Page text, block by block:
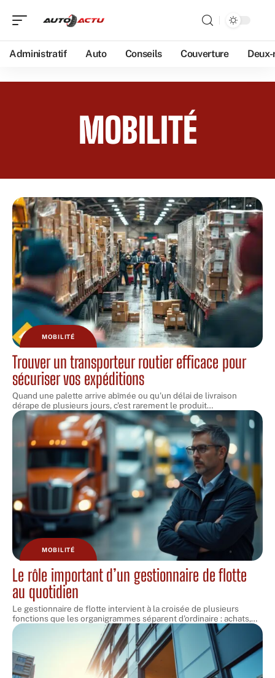
Administratif Auto Conseils Couverture
MOBILITÉ
MOBILITÉ
Trouver un transporteur routier efficace pour
sécuriser vos expéditions
Quand une palette arrive abîmée ou qu'un délai de livraison
dérape de plusieurs jours, c'est rarement le produit…
MOBILITÉ
Le rôle important d’un gestionnaire de flotte
au quotidien
Le gestionnaire de flotte intervient à la croisée de plusieurs
fonctions que les organigrammes séparent d'ordinaire : achats,…